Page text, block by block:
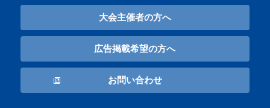
大会主催者の方へ
広告掲載希望の方へ
お問い合わせ